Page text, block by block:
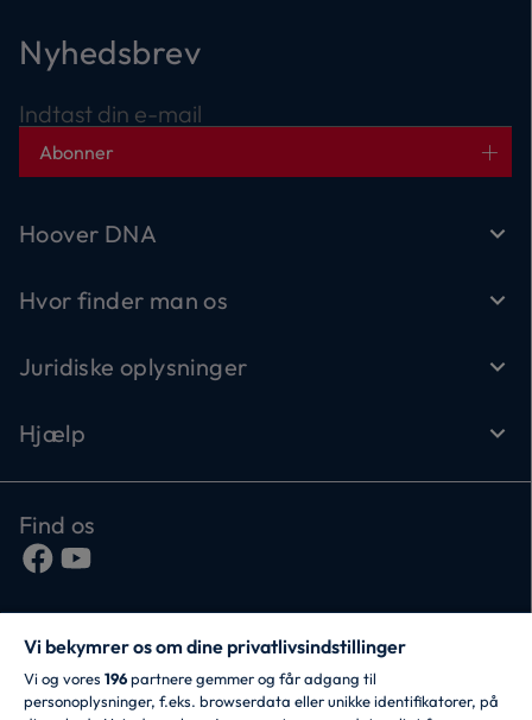
Nyhedsbrev
Indtast din e-mail
Abonner
Hoover DNA
Hvor finder man os
Juridiske oplysninger
Hjælp
Find os
Vi bekymrer os om dine privatlivsindstillinger
Vi og vores 196partnere gemmer og får adgang til
personoplysninger, f.eks. browserdata eller unikke identifikatorer, på